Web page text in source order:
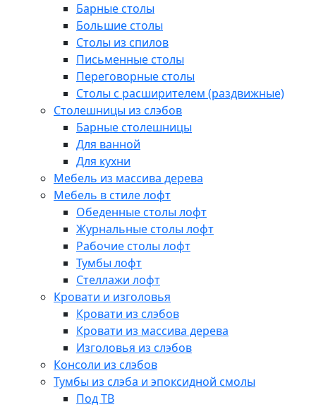
Барные столы
Большие столы
Столы из спилов
Письменные столы
Переговорные столы
Столы с расширителем (раздвижные)
Столешницы из слэбов
Барные столешницы
Для ванной
Для кухни
Мебель из массива дерева
Мебель в стиле лофт
Обеденные столы лофт
Журнальные столы лофт
Рабочие столы лофт
Тумбы лофт
Стеллажи лофт
Кровати и изголовья
Кровати из слэбов
Кровати из массива дерева
Изголовья из слэбов
Консоли из слэбов
Тумбы из слэба и эпоксидной смолы
Под ТВ